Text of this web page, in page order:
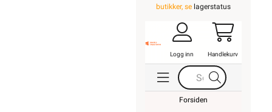
butikker, se lagerstatus
Logg inn Handlekurv
Forsiden